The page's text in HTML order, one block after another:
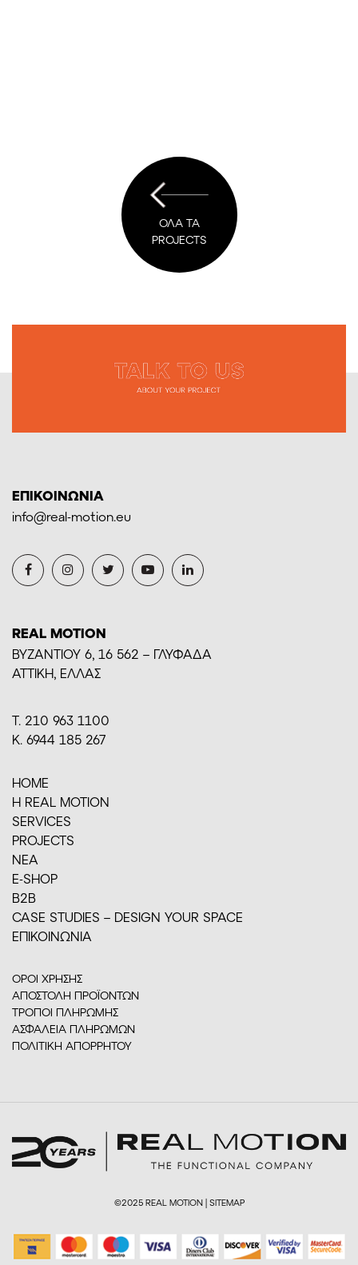
ΟΛΑ ΤΑ
PROJECTS
ΕΠΙΚΟΙΝΩΝΙΑ
info@real-motion.eu
REAL MOTION
BYZANTIOY 6, 16 562 – ΓΛΥΦΑΔΑ
ΑΤΤΙΚΗ, ΕΛΛΑΣ
Τ. 210 963 1100
Κ. 6944 185 267
HOME
H REAL MOTION
SERVICES
PROJECTS
ΝΕΑ
E-SHOP
Β2Β
CASE STUDIES – DESIGN YOUR SPACE
ΕΠΙΚΟΙΝΩΝΙΑ
ΟΡΟΙ ΧΡΗΣΗΣ
ΑΠΟΣΤΟΛΗ ΠΡΟΪΟΝΤΩΝ
ΤΡΟΠΟΙ ΠΛΗΡΩΜΗΣ
ΑΣΦΑΛΕΙΑ ΠΛΗΡΩΜΩΝ
ΠΟΛΙΤΙΚΗ ΑΠΟΡΡΗΤΟΥ
©2025 REAL MOTION | SITEMAP